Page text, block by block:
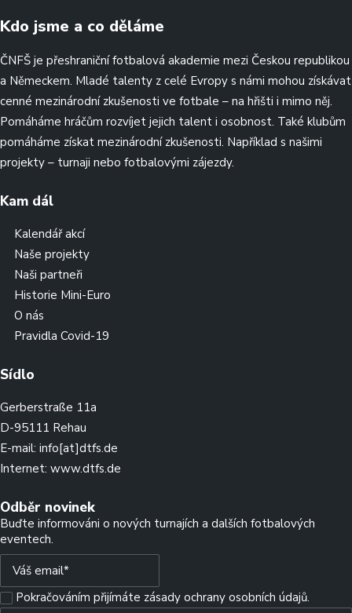
Kdo jsme a co děláme
ČNFŠ je přeshraniční fotbalová akademie mezi Českou republikou
a Německem. Mladé talenty z celé Evropy s námi mohou získávat
cenné mezinárodní zkušenosti ve fotbale – na hřišti i mimo něj.
Pomáháme hráčům rozvíjet jejich talent i osobnost. Také klubům
pomáháme získat mezinárodní zkušenosti. Například s našimi
projekty – turnaji nebo fotbalovými zájezdy.
Kam dál
Kalendář akcí
Naše projekty
Naši partneři
Historie Mini-Euro
O nás
Pravidla Covid-19
Sídlo
Gerberstraße 11a
D-95111 Rehau
E-mail: info[at]dtfs.de
Internet: www.dtfs.de
Odběr novinek
Buďte informováni o nových turnajích a dalších fotbalových
eventech.
Pokračováním přijímáte zásady ochrany osobních údajů.